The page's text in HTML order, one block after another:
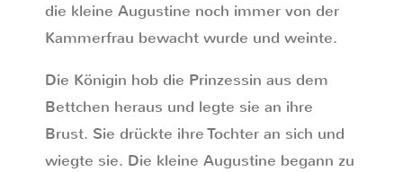
die kleine Augustine noch immer von der
Kammerfrau bewacht wurde und weinte.
Die Königin hob die Prinzessin aus dem
Bettchen heraus und legte sie an ihre
Brust. Sie drückte ihre Tochter an sich und
wiegte sie. Die kleine Augustine begann zu